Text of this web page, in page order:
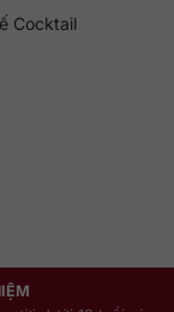
Cocktail